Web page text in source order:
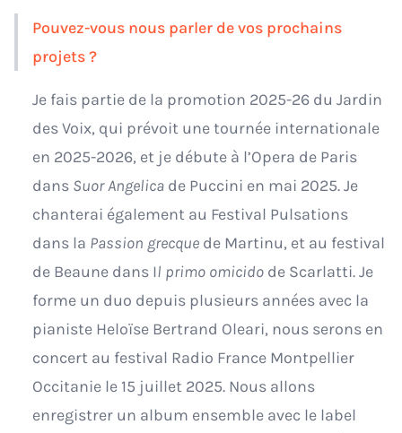
Pouvez-vous nous parler de vos prochains
projets ?
Je fais partie de la promotion 2025-26 du Jardin
des Voix, qui prévoit une tournée internationale
en 2025-2026, et je débute à l’Opera de Paris
dans Suor Angelica de Puccini en mai 2025. Je
chanterai également au Festival Pulsations
dans la Passion grecque de Martinu, et au festival
de Beaune dans Il primo omicido de Scarlatti. Je
forme un duo depuis plusieurs années avec la
pianiste Heloïse Bertrand Oleari, nous serons en
concert au festival Radio France Montpellier
Occitanie le 15 juillet 2025. Nous allons
enregistrer un album ensemble avec le label